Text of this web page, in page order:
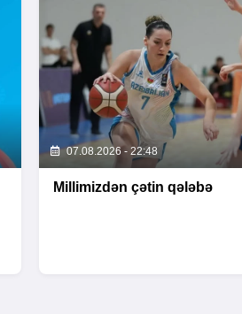
07.08.2026 - 22:48
Millimizdən çətin qələbə